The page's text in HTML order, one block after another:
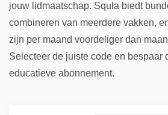
jouw lidmaatschap. Squla biedt
combineren van meerdere vakken,
zijn per maand voordeliger dan
Selecteer de juiste code en bespaar
educatieve abonnement.